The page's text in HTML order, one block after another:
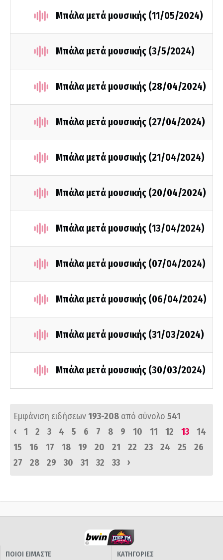
Μπάλα μετά μουσικής (11/05/2024)
Μπάλα μετά μουσικής (3/5/2024)
Μπάλα μετά μουσικής (28/04/2024)
Μπάλα μετά μουσικής (27/04/2024)
Μπάλα μετά μουσικής (21/04/2024)
Μπάλα μετά μουσικής (20/04/2024)
Μπάλα μετά μουσικής (13/04/2024)
Μπάλα μετά μουσικής (07/04/2024)
Μπάλα μετά μουσικής (06/04/2024)
Μπάλα μετά μουσικής (31/03/2024)
Μπάλα μετά μουσικής (30/03/2024)
Εμφάνιση ειδήσεων193-208 από σύνολο 541
‹
1 2 3 4 5 6 7 8 9 10 11 12 13
14
15
16 17 18 19 20 21 22 23 24 25
26
27
28 29 30 31 32 33 ›
ΠΟΙΟΙ ΕΙΜΑΣΤΕ
ΚΑΤΗΓΟΡΙΕΣ